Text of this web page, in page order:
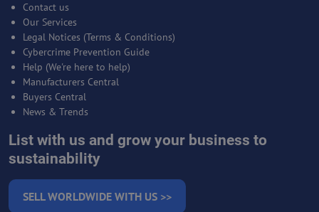
Contact us
Our Services
Legal Notices (Terms & Conditions)
Cybercrime Prevention Guide
Help (We're here to help)
Manufacturers Central
Buyers Central
News & Trends
List with us and grow your business to
sustainability
SELL WORLDWIDE WITH US >>